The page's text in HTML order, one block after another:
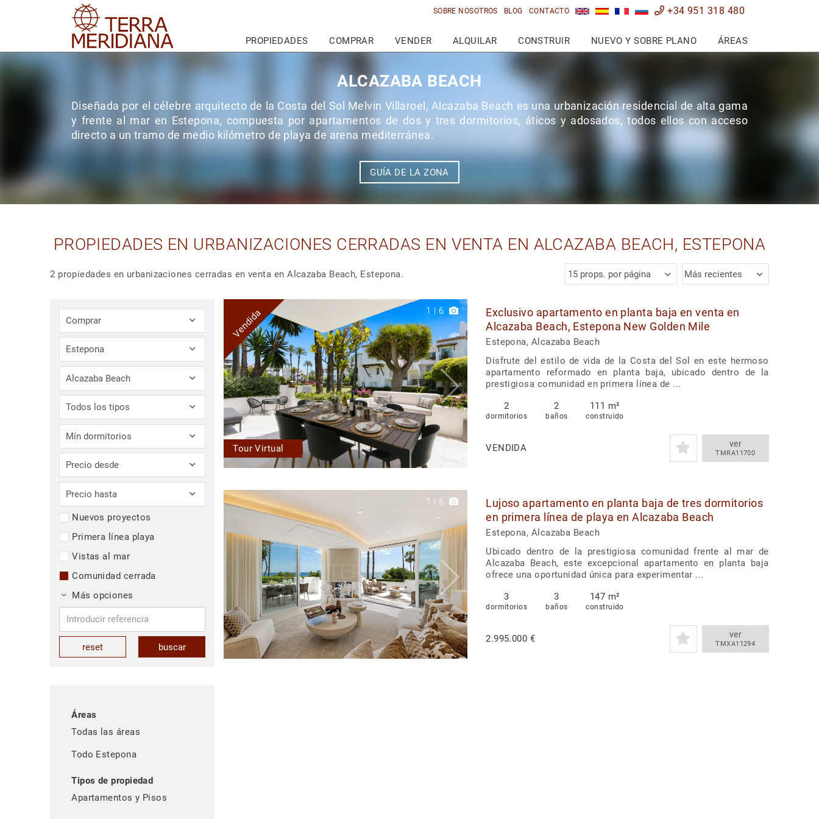
SOBRE NOSOTROS BLOG CONTACTO +34 951 318 480
PROPIEDADES COMPRAR VENDER ALQUILAR CONSTRUIR NUEVO Y SOBRE PLANO ÁREAS
ALCAZABA BEACH
Diseñada por el célebre arquitecto de la Costa del Sol Melvin Villaroel, Alcazaba Beach es una urbanización residencial de alta gama
y frente al mar en Estepona, compuesta por apartamentos de dos y tres dormitorios, áticos y adosados, todos ellos con acceso
directo a un tramo de medio kilómetro de playa de arena mediterránea.
GUÍA DE LA ZONA
PROPIEDADES EN URBANIZACIONES CERRADAS EN VENTA EN ALCAZABA BEACH, ESTEPONA
2 propiedades en urbanizaciones cerradas en venta en Alcazaba Beach, Estepona. 15 props. por página Más recientes
Comprar
Estepona
Alcazaba Beach
Todos los tipos
Mín dormitorios
Precio desde
Precio hasta
Nuevos proyectos
Primera línea playa
Vistas al mar
Comunidad cerrada
Más opciones
buscar
reset
Áreas
Todas las áreas
Todo Estepona
Tipos de propiedad
Apartamentos y Pisos
Vendida 1 | 6
Tour Virtual
Exclusivo apartamento en planta baja en venta en
Alcazaba Beach, Estepona New Golden Mile
Estepona, Alcazaba Beach
Disfrute del estilo de vida de la Costa del Sol en este hermoso
apartamento reformado en planta baja, ubicado dentro de la
prestigiosa comunidad en primera línea de ...
2
dormitorios
2
baños
111 m²
construido
VENDIDA ver
TMRA11700
1 | 6
Lujoso apartamento en planta baja de tres dormitorios
en primera línea de playa en Alcazaba Beach
Estepona, Alcazaba Beach
Ubicado dentro de la prestigiosa comunidad frente al mar de
Alcazaba Beach, este excepcional apartamento en planta baja
ofrece una oportunidad única para experimentar ...
3
dormitorios
3
baños
147 m²
construido
2.995.000 € ver
TMXA11294